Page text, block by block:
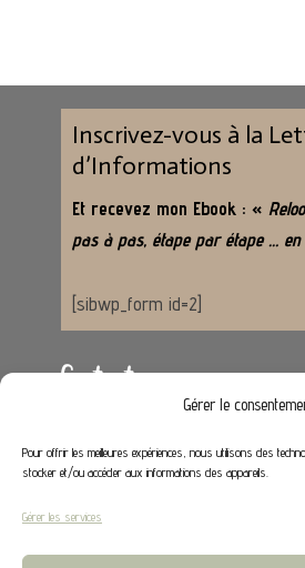
Gérer le
Pour offrir les meilleures expériences, nous utilisons des
stocker et/ou accéder aux informations des appareils.
Gérer les services
Inscrivez-vous à la
d’Informations
Et recevez mon Ebook : «
pas à pas, étape par étape …
[sibwp_form id=2]
Contact
contact@stephaniedeco.fr
Liens utiles